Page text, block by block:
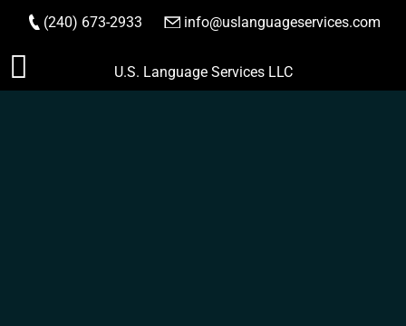
Saltar
(240) 673-2933 info@uslanguageservices.com
HACER PEDIDO
U.S. Language Services LLC